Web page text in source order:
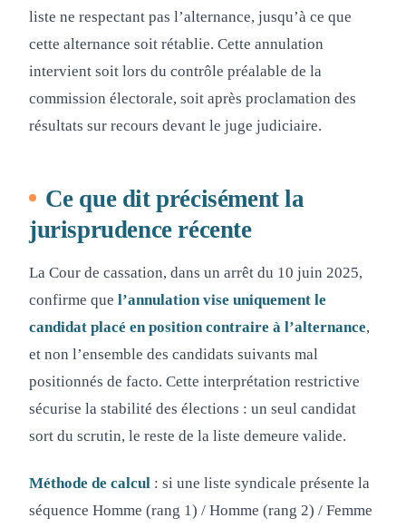
liste ne respectant pas l’alternance, jusqu’à ce que
cette alternance soit rétablie. Cette annulation
intervient soit lors du contrôle préalable de la
commission électorale, soit après proclamation des
résultats sur recours devant le juge judiciaire.
Ce que dit précisément la
jurisprudence récente
La Cour de cassation, dans un arrêt du 10 juin 2025,
confirme que l’annulation vise uniquement le
candidat placé en position contraire à l’alternance,
et non l’ensemble des candidats suivants mal
positionnés de facto. Cette interprétation restrictive
sécurise la stabilité des élections : un seul candidat
sort du scrutin, le reste de la liste demeure valide.
Méthode de calcul : si une liste syndicale présente la
séquence Homme (rang 1) / Homme (rang 2) / Femme